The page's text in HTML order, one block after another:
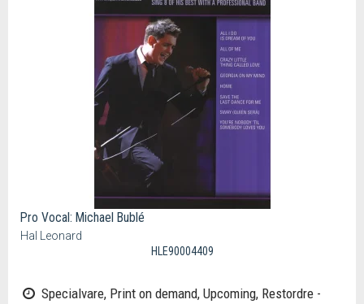
Pro Vocal: Michael Bublé
Hal Leonard
HLE90004409
Specialvare, Print on demand, Upcoming, Restordre -